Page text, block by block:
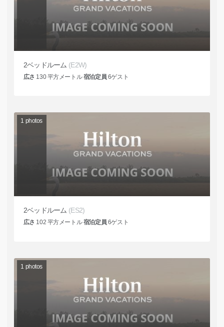
2ベッドルーム (E2W)
広さ 130平方メートル宿泊定員 6ゲスト
1 photos
2ベッドルーム (ES2)
広さ 102 平方メートル宿泊定員 6ゲスト
1 photos